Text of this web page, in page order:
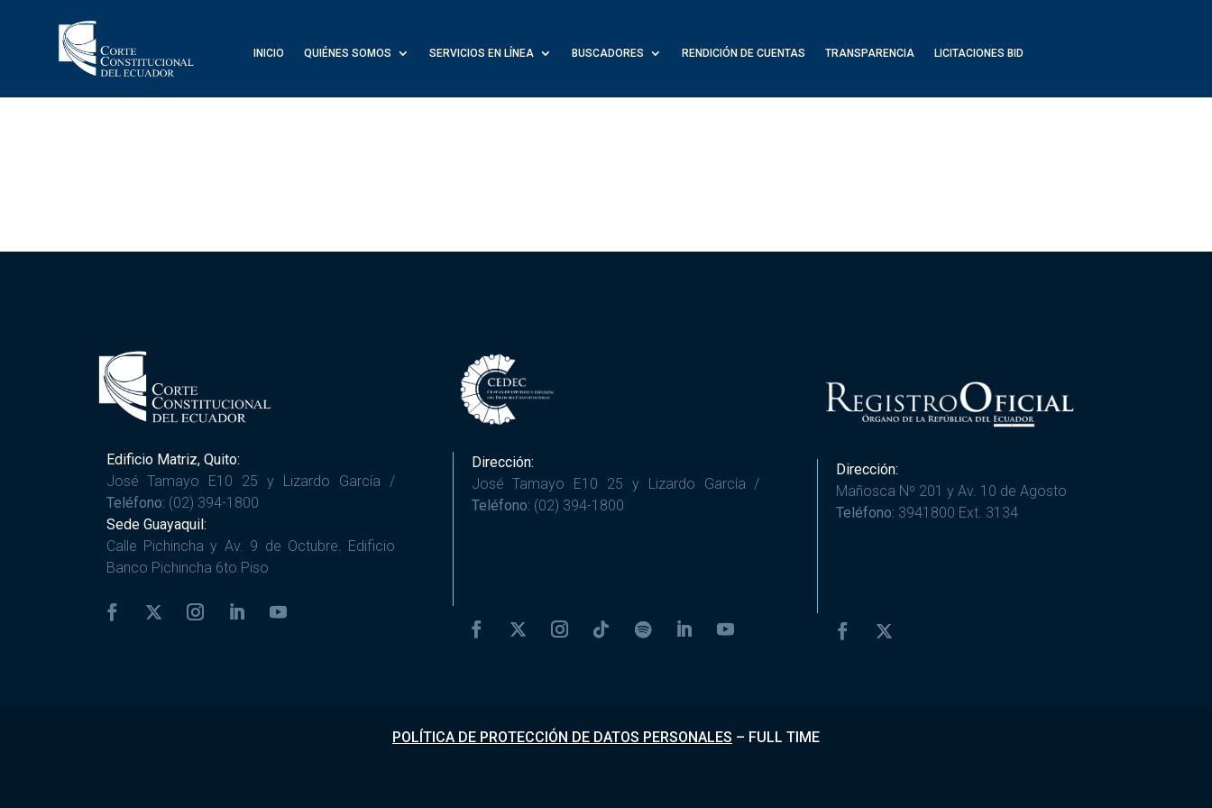
INICIO QUIÉNES SOMOS SERVICIOS EN LÍNEA BUSCADORES RENDICIÓN DE CUENTAS TRANSPARENCIA LICITACIONES BID
Edificio Matriz, Quito:
José Tamayo E10 25 y Lizardo García /
Teléfono: (02) 394-1800
Sede Guayaquil:
Calle Pichincha y Av. 9 de Octubre. Edificio
Banco Pichincha 6to Piso
Dirección:
José Tamayo E10 25 y Lizardo García /
Teléfono: (02) 394-1800
Dirección:
Mañosca Nº 201 y Av. 10 de Agosto
Teléfono: 3941800 Ext. 3134
POLÍTICA DE PROTECCIÓN DE DATOS PERSONALES – FULL TIME